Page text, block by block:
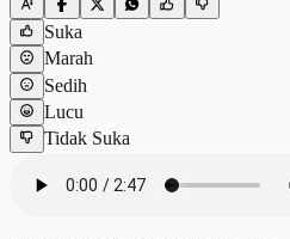
Suka
Marah
Sedih
Lucu
Tidak Suka